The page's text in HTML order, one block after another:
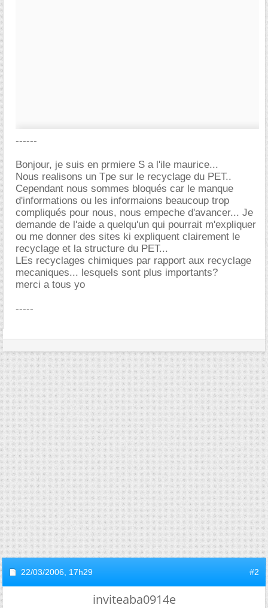
------
Bonjour, je suis en prmiere S a l'ile maurice...
Nous realisons un Tpe sur le recyclage du PET..
Cependant nous sommes bloqués car le manque
d'informations ou les informaions beaucoup trop
compliqués pour nous, nous empeche d'avancer... Je
demande de l'aide a quelqu'un qui pourrait m'expliquer
ou me donner des sites ki expliquent clairement le
recyclage et la structure du PET...
LEs recyclages chimiques par rapport aux recyclage
mecaniques... lesquels sont plus importants?
merci a tous yo
-----
22/03/2006, 17h29 #2
inviteaba0914e